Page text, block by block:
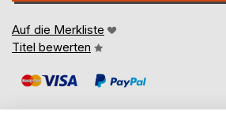
Auf die Merkliste
Titel bewerten